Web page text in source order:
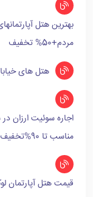
بهترین هتل
مردم+50% تخفیف
هتل های خیابان امام رضا
اجاره سوئیت ارزان
مناسب تا 90%تخفیف
قیمت هتل آپارتمان